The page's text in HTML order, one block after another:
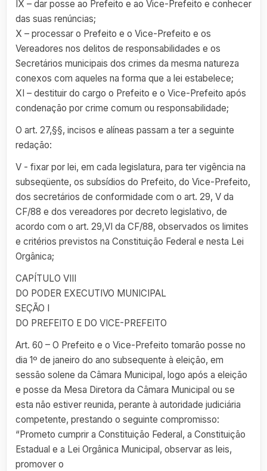
IX – dar posse ao Prefeito e ao Vice-Prefeito e conhecer
das suas renúncias;
X – processar o Prefeito e o Vice-Prefeito e os
Vereadores nos delitos de responsabilidades e os
Secretários municipais dos crimes da mesma natureza
conexos com aqueles na forma que a lei estabelece;
XI – destituir do cargo o Prefeito e o Vice-Prefeito após
condenação por crime comum ou responsabilidade;
O art. 27,§§, incisos e alíneas passam a ter a seguinte
redação:
V - fixar por lei, em cada legislatura, para ter vigência na
subseqüente, os subsídios do Prefeito, do Vice-Prefeito,
dos secretários de conformidade com o art. 29, V da
CF/88 e dos vereadores por decreto legislativo, de
acordo com o art. 29,VI da CF/88, observados os limites
e critérios previstos na Constituição Federal e nesta Lei
Orgânica;
CAPÍTULO VIII
DO PODER EXECUTIVO MUNICIPAL
SEÇÃO I
DO PREFEITO E DO VICE-PREFEITO
Art. 60 – O Prefeito e o Vice-Prefeito tomarão posse no
dia 1º de janeiro do ano subsequente à eleição, em
sessão solene da Câmara Municipal, logo após a eleição
e posse da Mesa Diretora da Câmara Municipal ou se
esta não estiver reunida, perante à autoridade judiciária
competente, prestando o seguinte compromisso:
“Prometo cumprir a Constituição Federal, a Constituição
Estadual e a Lei Orgânica Municipal, observar as leis,
promover o